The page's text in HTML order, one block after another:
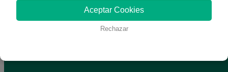
Aceptar Cookies
Rechazar